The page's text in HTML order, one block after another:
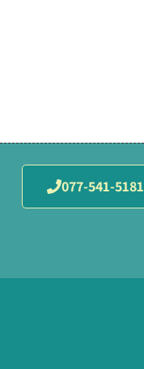
077-541-5181